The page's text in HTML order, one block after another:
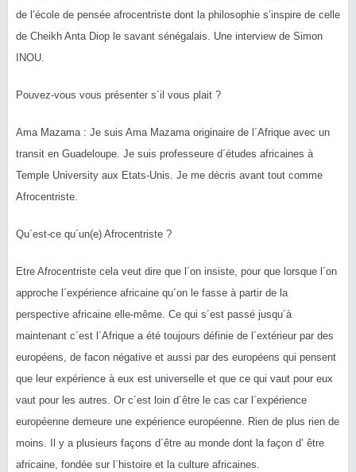
de l’école de pensée afrocentriste dont la philosophie s’inspire de celle
de Cheikh Anta Diop le savant sénégalais. Une interview de Simon
INOU.
Pouvez-vous vous présenter s´il vous plait ?
Ama Mazama : Je suis Ama Mazama originaire de l´Afrique avec un
transit en Guadeloupe. Je suis professeure d´études africaines à
Temple University aux Etats-Unis. Je me décris avant tout comme
Afrocentriste.
Qu´est-ce qu´un(e) Afrocentriste ?
Etre Afrocentriste cela veut dire que l´on insiste, pour que lorsque l´on
approche l´expérience africaine qu´on le fasse à partir de la
perspective africaine elle-même. Ce qui s´est passé jusqu´à
maintenant c´est l´Afrique a été toujours définie de l´extérieur par des
européens, de facon négative et aussi par des européens qui pensent
que leur expérience à eux est universelle et que ce qui vaut pour eux
vaut pour les autres. Or c´est loin d´être le cas car l´expérience
européenne demeure une expérience européenne. Rien de plus rien de
moins. Il y a plusieurs façons d´être au monde dont la façon d’ être
africaine, fondée sur l´histoire et la culture africaines.